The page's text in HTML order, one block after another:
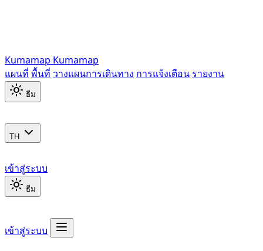
Kumamap Kumamap
แผนที่ พื้นที่ วางแผนการเดินทาง การแจ้งเตือน รายงาน
ธีม
TH
เข้าสู่ระบบ
ธีม
เข้าสู่ระบบ